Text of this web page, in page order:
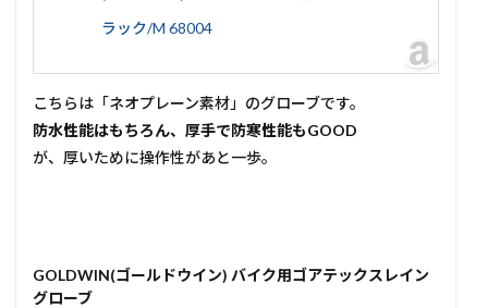
ラック/M 68004
こちらは「ネオプレーン素材」のグローブです。
防水性能はもちろん、厚手で防寒性能もGOOD
が、厚いために操作性があと一歩。
GOLDWIN(ゴールドウイン) バイク用ゴアテックスレイン
グローブ